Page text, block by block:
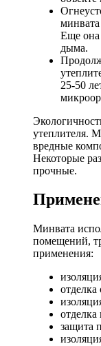
Еще она
дыма.
25-50
утеплителя.
вредные
Некоторые
прочные.
Минвата
помещений,
применения:
отделка
защита